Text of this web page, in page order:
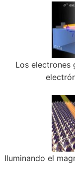
Los electrones
Iluminando el